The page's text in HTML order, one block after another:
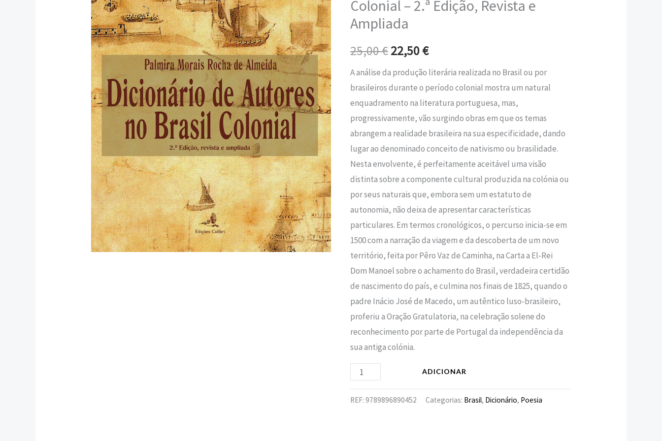
Colonial – 2.ª Edição, Revista e
Ampliada
25,00€
era:
25,00 €.
22,50€
é:
A análise da produção literária realizada no Brasil ou por
brasileiros durante o período colonial mostra um natural
enquadramento na literatura portuguesa, mas,
progressivamente, vão surgindo obras em que os temas
abrangem a realidade brasileira na sua especificidade, dando
lugar ao denominado conceito de nativismo ou brasilidade.
Nesta envolvente, é perfeitamente aceitável uma visão
distinta sobre a componente cultural produzida na colónia ou
por seus naturais que, embora sem um estatuto de
autonomia, não deixa de apresentar características
particulares. Em termos cronológicos, o percurso inicia-se em
1500 com a narração da viagem e da descoberta de um novo
território, feita por Pêro Vaz de Caminha, na Carta a El-Rei
Dom Manoel sobre o achamento do Brasil, verdadeira certidão
de nascimento do país, e culmina nos finais de 1825, quando o
padre Inácio José de Macedo, um autêntico luso-brasileiro,
proferiu a Oração Gratulatoria, na celebração solene do
reconhecimento por parte de Portugal da independência da
sua antiga colónia.
no
Brasil
-
2.ª
Edição,
Revista
e
Ampliada
ADICIONAR
REF: 9789896890452 Categorias: Brasil, Dicionário, Poesia